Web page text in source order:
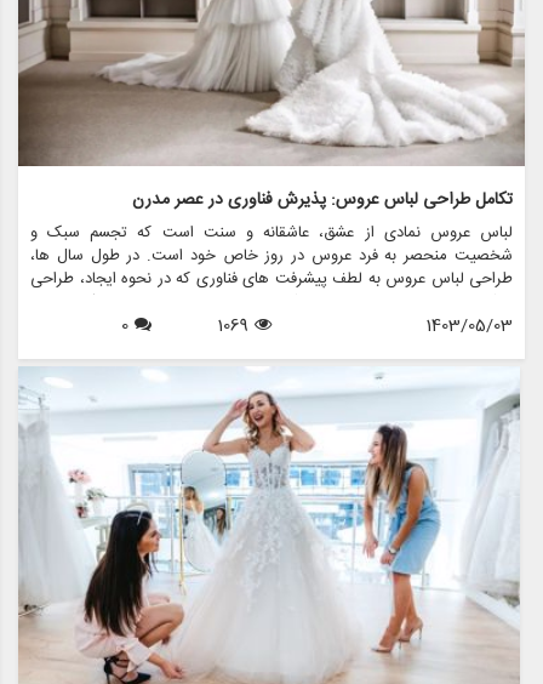
تکامل طراحی لباس عروس: پذیرش فناوری در عصر مدرن
لباس عروس نمادی از عشق، عاشقانه و سنت است که تجسم سبک و
شخصیت منحصر به فرد عروس در روز خاص خود است. در طول سال ها،
طراحی لباس عروس به لطف پیشرفت های فناوری که در نحوه ایجاد، طراحی
و شخصی سازی لباس ها متحول شده است، به طور قابل توجهی تکامل یافته
است. در این مقاله، نقش تکنولوژی در طراحی لباس عروس مدرن را بررسی
چگونه از تکنولوژی استفاده می کند تا تجربه ای یکپارچه و نوآورانه را برای
عروس هایی که به دنبال لباس رویایی خود هستند، ارائه دهد.
1403/05/03
1069
0